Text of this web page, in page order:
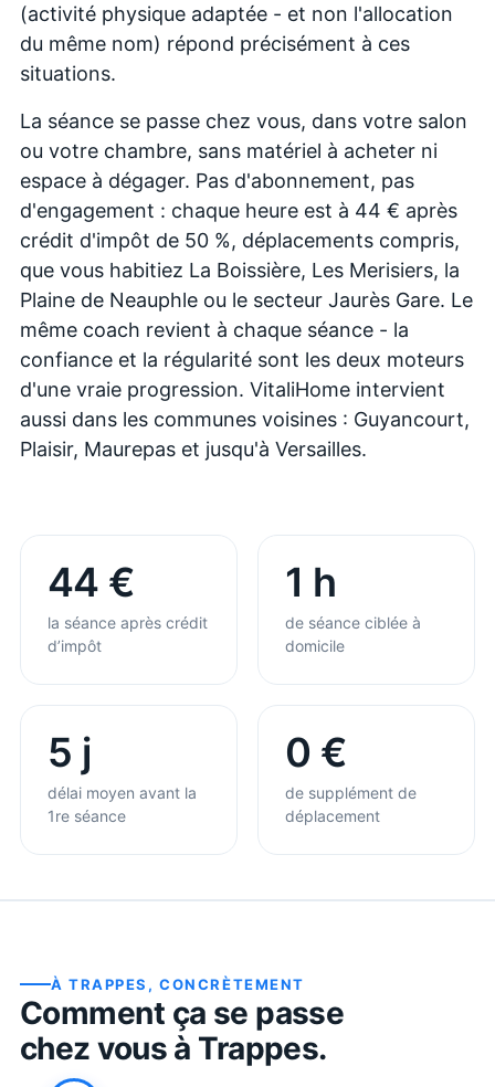
(activité physique adaptée - et non l'allocation
du même nom) répond précisément à ces
situations.
La séance se passe chez vous, dans votre salon
ou votre chambre, sans matériel à acheter ni
espace à dégager. Pas d'abonnement, pas
d'engagement : chaque heure est à 44 € après
crédit d'impôt de 50 %, déplacements compris,
que vous habitiez La Boissière, Les Merisiers, la
Plaine de Neauphle ou le secteur Jaurès Gare. Le
même coach revient à chaque séance - la
confiance et la régularité sont les deux moteurs
d'une vraie progression. VitaliHome intervient
aussi dans les communes voisines : Guyancourt,
Plaisir, Maurepas et jusqu'à Versailles.
44 €
la séance après crédit
d’impôt
1 h
de séance ciblée à
domicile
5 j
délai moyen avant la
1re séance
0 €
de supplément de
déplacement
ÀTRAPPES , CONCRÈTEMENT
Comment ça se passe
chez vous à Trappes.